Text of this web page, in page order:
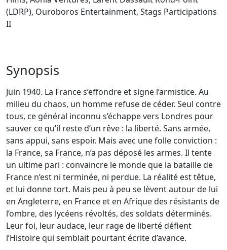
(LDRP), Ouroboros Entertainment, Stags Participations
II
Synopsis
Juin 1940. La France s’effondre et signe l’armistice. Au
milieu du chaos, un homme refuse de céder. Seul contre
tous, ce général inconnu s’échappe vers Londres pour
sauver ce qu’il reste d’un rêve : la liberté. Sans armée,
sans appui, sans espoir. Mais avec une folle conviction :
la France, sa France, n’a pas déposé les armes. Il tente
un ultime pari : convaincre le monde que la bataille de
France n’est ni terminée, ni perdue. La réalité est têtue,
et lui donne tort. Mais peu à peu se lèvent autour de lui
en Angleterre, en France et en Afrique des résistants de
l’ombre, des lycéens révoltés, des soldats déterminés.
Leur foi, leur audace, leur rage de liberté défient
l’Histoire qui semblait pourtant écrite d’avance.